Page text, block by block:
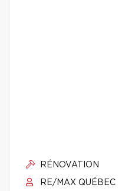
RÉNOVATION
RE/MAX QUÉBEC